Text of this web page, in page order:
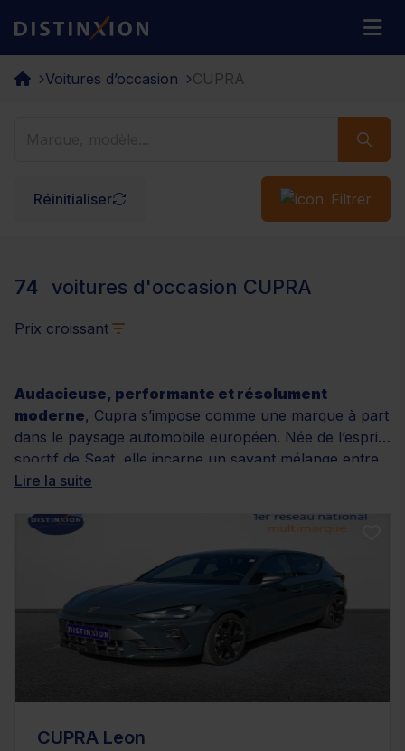
Distinxion
Voitures d’occasion CUPRA
Réinitialiser Filtrer
74 voitures d'occasion CUPRA
Prix croissant
Audacieuse, performante et résolument
moderne, Cupra s’impose comme une marque à part
dans le paysage automobile européen. Née de l’esprit
sportif de Seat, elle incarne un savant mélange entre
design avant-gardiste et technologie de pointe
voitures Cupra d’occasion récentes, soigneusement
nerveuse au SUV familial haut de gamme . Que
vous recherchiez un
modèle hybride, essence ou
100 % électrique, nos offres vous assurent un
excellent rapport qualité-prix et une expérience de
conduite unique. Explorez dès maintenant nos
Lire la suite
CUPRA Leon